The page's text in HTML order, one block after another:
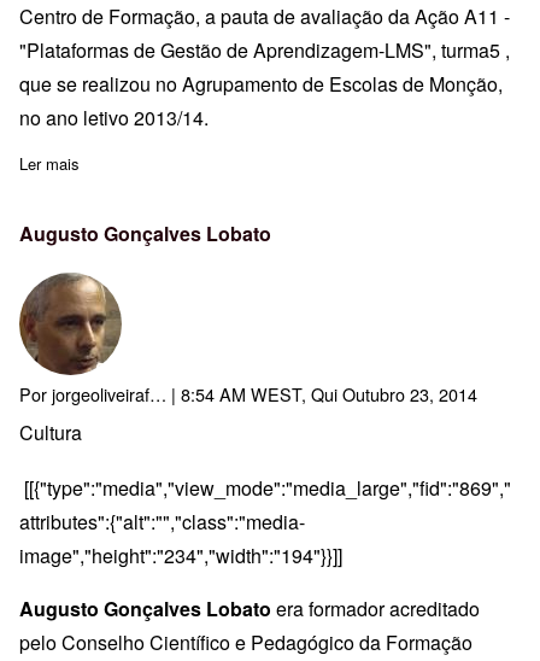
Centro de Formação, a pauta de avaliação da Ação A11 -
"Plataformas de Gestão de Aprendizagem-LMS", turma5 ,
que se realizou no Agrupamento de Escolas de Monção,
no ano letivo 2013/14.
Ler mais
Augusto Gonçalves Lobato
Porjorgeoliveiraf… | 8:54 AM WEST, Qui Outubro 23, 2014
Cultura
[[{"type":"media","view_mode":"media_large","fid":"869","
attributes":{"alt":"","class":"media-
image","height":"234","width":"194"}}]]
Augusto Gonçalves Lobato era formador acreditado
pelo Conselho Científico e Pedagógico da Formação